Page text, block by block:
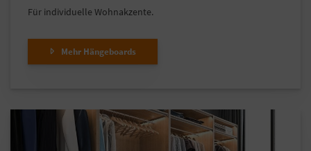
Für individuelle Wohnakzente.
Mehr Hängeboards